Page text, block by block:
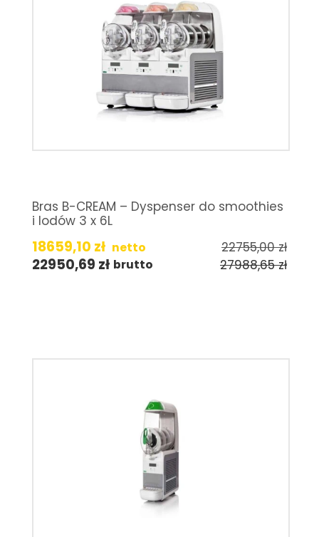
Bras B-CREAM – Dyspenser do smoothies
i lodów 3 x 6L
18659,10 zł netto 22755,00zł
22950,69 zł brutto 27988,65zł